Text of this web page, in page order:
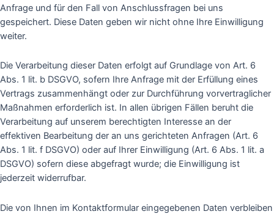
Anfrage und für den Fall von Anschlussfragen bei uns
gespeichert. Diese Daten geben wir nicht ohne Ihre Einwilligung
weiter.
Die Verarbeitung dieser Daten erfolgt auf Grundlage von Art. 6
Abs. 1 lit. b DSGVO, sofern Ihre Anfrage mit der Erfüllung eines
Vertrags zusammenhängt oder zur Durchführung vorvertraglicher
Maßnahmen erforderlich ist. In allen übrigen Fällen beruht die
Verarbeitung auf unserem berechtigten Interesse an der
effektiven Bearbeitung der an uns gerichteten Anfragen (Art. 6
Abs. 1 lit. f DSGVO) oder auf Ihrer Einwilligung (Art. 6 Abs. 1 lit. a
DSGVO) sofern diese abgefragt wurde; die Einwilligung ist
jederzeit widerrufbar.
Die von Ihnen im Kontaktformular eingegebenen Daten verbleiben